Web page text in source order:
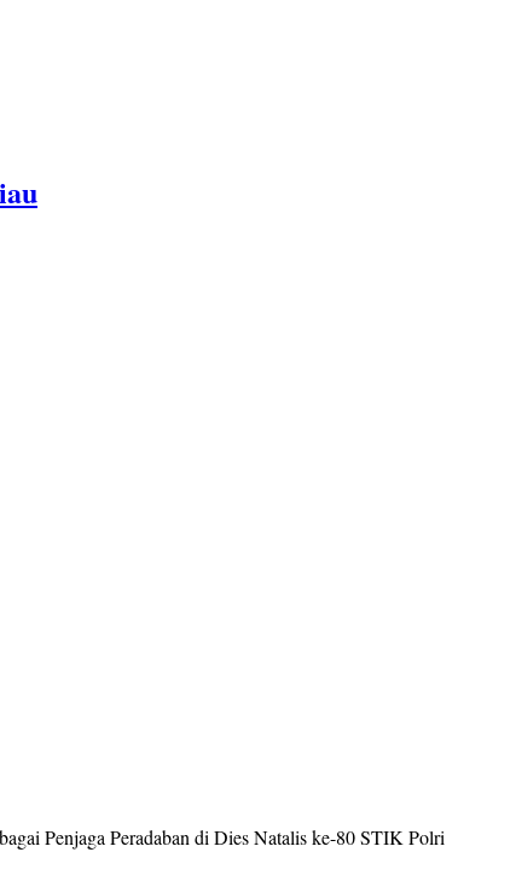
Penjaga Peradaban di Dies Natalis ke-80 STIK Polri